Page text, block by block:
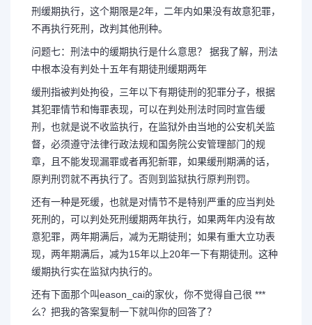
刑缓期执行，这个期限是2年，二年内如果没有故意犯罪，
不再执行死刑，改判其他刑种。
问题七：刑法中的缓期执行是什么意思？ 据我了解，刑法
中根本没有判处十五年有期徒刑缓期两年
缓刑指被判处拘役，三年以下有期徒刑的犯罪分子，根据
其犯罪情节和悔罪表现，可以在判处刑法时同时宣告缓
刑，也就是说不收监执行，在监狱外由当地的公安机关监
督，必须遵守法律行政法规和国务院公安管理部门的规
章，且不能发现漏罪或者再犯新罪，如果缓刑期满的话，
原判刑罚就不再执行了。否则到监狱执行原判刑罚。
还有一种是死缓，也就是对情节不是特别严重的应当判处
死刑的，可以判处死刑缓期两年执行，如果两年内没有故
意犯罪，两年期满后，减为无期徒刑；如果有重大立功表
现，两年期满后，减为15年以上20年一下有期徒刑。这种
缓期执行实在监狱内执行的。
还有下面那个叫eason_cai的家伙，你不觉得自己很 ***
么？把我的答案复制一下就叫你的回答了？